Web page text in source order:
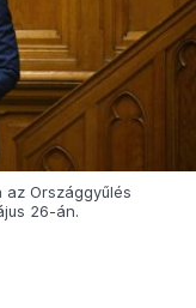
Országgyűlés
26-án.